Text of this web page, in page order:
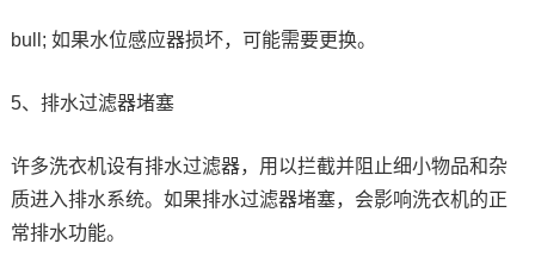
bull; 如果水位感应器损坏，可能需要更换。
5、排水过滤器堵塞
许多洗衣机设有排水过滤器，用以拦截并阻止细小物品和杂
质进入排水系统。如果排水过滤器堵塞，会影响洗衣机的正
常排水功能。